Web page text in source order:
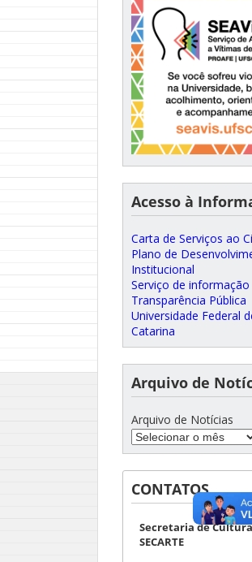
Acesso à
Carta de Serviços ao
Plano de
Institucional
Serviço de
Transparência Pública
Universidade Federal
Catarina
Arquivo de
Arquivo de Notícias
CONTATOS
Secretaria de
SECARTE